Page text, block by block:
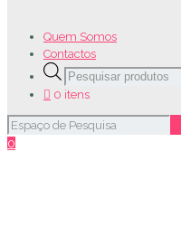
Quem Somos
Contactos
Products
search
0 itens
0